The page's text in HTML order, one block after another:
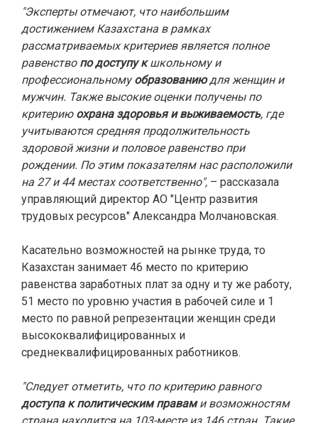
"Эксперты отмечают, что наибольшим
достижением Казахстана в рамках
рассматриваемых критериев является полное
равенство по доступу кшкольному и
профессиональномуобразованиюдля женщин и
мужчин. Также высокие оценки получены по
критерию охрана здоровья и выживаемость, где
учитываются средняя продолжительность
здоровой жизни и половое равенство при
рождении. По этим показателям нас расположили
на 27 и 44 местах соответственно", – рассказала
управляющий директор АО "Центр развития
трудовых ресурсов" Александра Молчановская.
Касательно возможностей на рынке труда, то
Казахстан занимает 46 место по критерию
равенства заработных плат за одну и ту же работу,
51 место по уровню участия в рабочей силе и 1
место по равной репрезентации женщин среди
высококвалифицированных и
среднеквалифицированных работников.
"Следует отметить, что по критерию равного
доступа к политическим правами возможностям